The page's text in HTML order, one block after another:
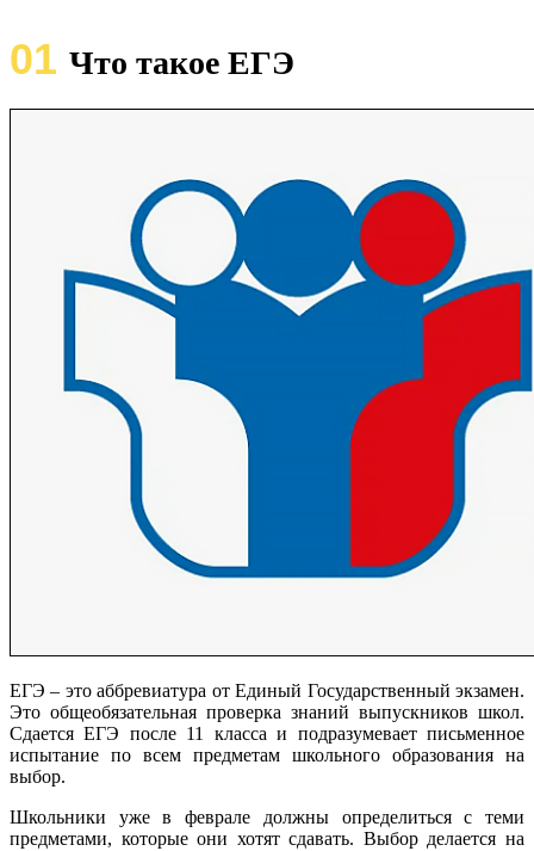
01 Что такое ЕГЭ
ЕГЭ – это аббревиатура от Единый Государственный экзамен.
Это общеобязательная проверка знаний выпускников школ.
Сдается ЕГЭ после 11 класса и подразумевает письменное
испытание по всем предметам школьного образования на
выбор.
Школьники уже в феврале должны определиться с теми
предметами, которые они хотят сдавать. Выбор делается на